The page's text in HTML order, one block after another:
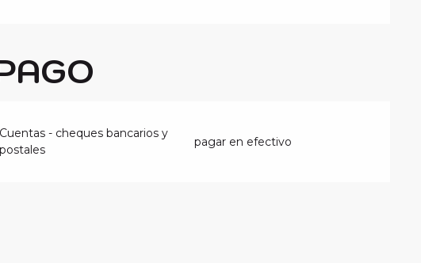
Cuentas - cheques bancarios y
postales
pagar en efectivo